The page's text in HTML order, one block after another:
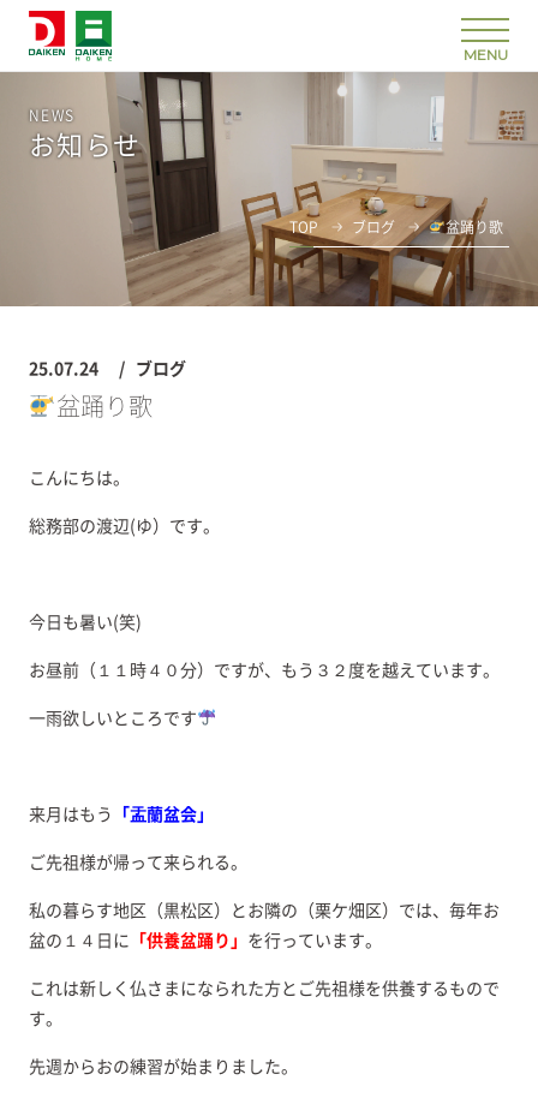
NEWS
お知らせ
TOP ブログ 盆踊り歌
25.07.24 ブログ
盆踊り歌
こんにちは。
総務部の渡辺(ゆ）です。
今日も暑い(笑)
お昼前（１１時４０分）ですが、もう３２度を越えています。
一雨欲しいところです
来月はもう 「盂蘭盆会」
ご先祖様が帰って来られる。
私の暮らす地区（黒松区）とお隣の（栗ケ畑区）では、毎年お
盆の１４日に
「供養盆踊り」 を行っています。
これは新しく仏さまになられた方とご先祖様を供養するもので
す。
先週からおの練習が始まりました。